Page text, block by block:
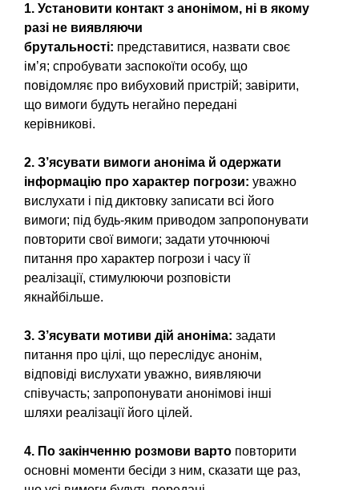
1. Установити контакт з анонімом, ні в якому
разі не виявляючи
брутальності: представитися, назвати своє
ім’я; спробувати заспокоїти особу, що
повідомляє про вибуховий пристрій; завірити,
що вимоги будуть негайно передані
керівникові.
2. З’ясувати вимоги аноніма й одержати
інформацію про характер погрози: уважно
вислухати і під диктовку записати всі його
вимоги; під будь-яким приводом запропонувати
повторити свої вимоги; задати уточнюючі
питання про характер погрози і часу її
реалізації, стимулюючи розповісти
якнайбільше.
3. З’ясувати мотиви дій аноніма: задати
питання про цілі, що переслідує анонім,
відповіді вислухати уважно, виявляючи
співучасть; запропонувати анонімові інші
шляхи реалізації його цілей.
4. По закінченню розмови вартоповторити
основні моменти бесіди з ним, сказати ще раз,